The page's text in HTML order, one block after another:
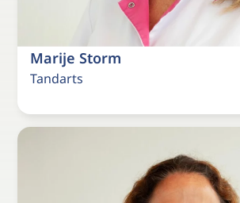
Marije Storm
Tandarts